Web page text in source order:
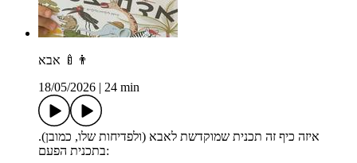
אבא 👨‍🍼
18/05/2026
24 min
איזה כיף זה תכנית שמוקדשת לאבא (ולפדיחות שלו, כמובן).
בתכנית הפעם: